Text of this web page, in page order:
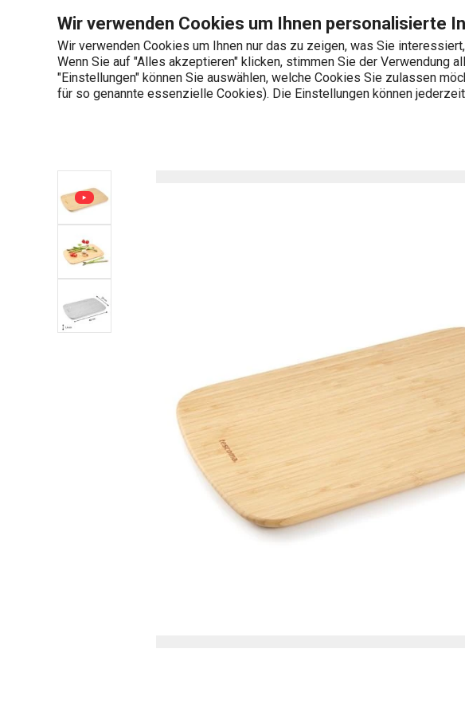
Wir verwenden Cookies um Ihnen personalisierte
Wir verwenden Cookies um Ihnen nur das zu zeigen, was Sie
Wenn Sie auf "Alles akzeptieren" klicken, stimmen Sie der Verwendung
"Einstellungen" können Sie auswählen, welche Cookies Sie zulassen
für so genannte essenzielle Cookies). Die Einstellungen können
Produktkategorien +436 703 082 960
Mo-Fr 08:00-16:00
Wonach